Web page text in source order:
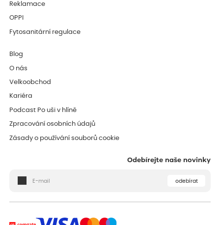
Reklamace
OPPI
Fytosanitární regulace
Blog
O nás
Velkoobchod
Kariéra
Podcast Po uši v hlíně
Zpracování osobních údajů
Zásady o používání souborů cookie
Odebírejte naše novinky
odebírat